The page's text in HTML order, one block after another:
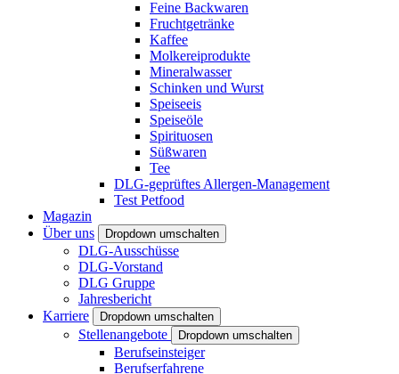
Feine Backwaren
Fruchtgetränke
Kaffee
Molkereiprodukte
Mineralwasser
Schinken und Wurst
Speiseeis
Speiseöle
Spirituosen
Süßwaren
Tee
DLG-geprüftes Allergen-Management
Test Petfood
Magazin
Über uns
Dropdown umschalten
DLG-Ausschüsse
DLG-Vorstand
DLG Gruppe
Jahresbericht
Karriere
Dropdown umschalten
Stellenangebote Dropdown umschalten
Berufseinsteiger
Berufserfahrene